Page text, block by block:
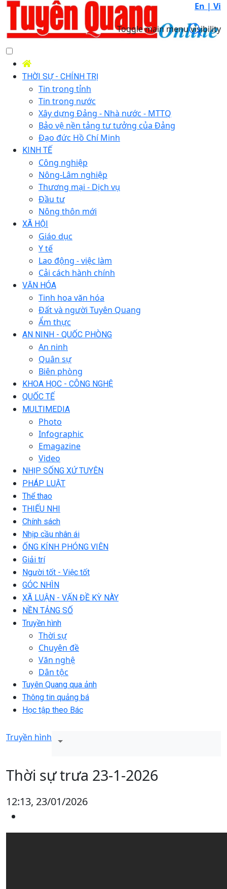
En | Vi
Toggle main menu visibility
THỜI SỰ - CHÍNH TRỊ
Tin trong tỉnh
Tin trong nước
Xây dựng Đảng - Nhà nước - MTTQ
Bảo vệ nền tảng tư tưởng của Đảng
Đạo đức Hồ Chí Minh
KINH TẾ
Công nghiệp
Nông-Lâm nghiệp
Thương mại - Dịch vụ
Đầu tư
Nông thôn mới
XÃ HỘI
Giáo dục
Y tế
Lao động - việc làm
Cải cách hành chính
VĂN HÓA
Tinh hoa văn hóa
Đất và người Tuyên Quang
Ẩm thực
AN NINH - QUỐC PHÒNG
An ninh
Quân sự
Biên phòng
KHOA HỌC - CÔNG NGHỆ
QUỐC TẾ
MULTIMEDIA
Photo
Infographic
Emagazine
Video
NHỊP SỐNG XỨ TUYÊN
PHÁP LUẬT
Thể thao
THIẾU NHI
Chính sách
Nhịp cầu nhân ái
ỐNG KÍNH PHÓNG VIÊN
Giải trí
Người tốt - Việc tốt
GÓC NHÌN
XÃ LUẬN - VẤN ĐỀ KỲ NÀY
NỀN TẢNG SỐ
Truyền hình
Thời sự
Chuyên đề
Văn nghệ
Dân tộc
Tuyên Quang qua ảnh
Thông tin quảng bá
Học tập theo Bác
Truyền hình
Thời sự trưa 23-1-2026
12:13, 23/01/2026